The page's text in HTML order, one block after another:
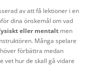
av att få lektioner i en
dina önskemål om vad
eller mentaltmen
Många spelare
förbättra medan
vet hur de skall gå vidare